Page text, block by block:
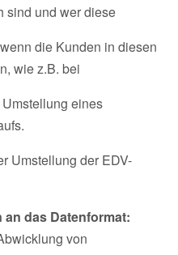
sind und wer diese
die Kunden in diesen
wie z.B. bei
eines
Umstellung der EDV-
das Datenformat:
von